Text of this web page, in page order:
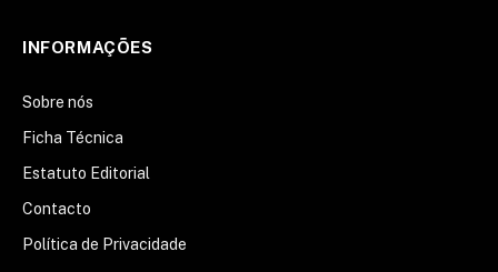
INFORMAÇÕES
Sobre nós
Ficha Técnica
Estatuto Editorial
Contacto
Política de Privacidade